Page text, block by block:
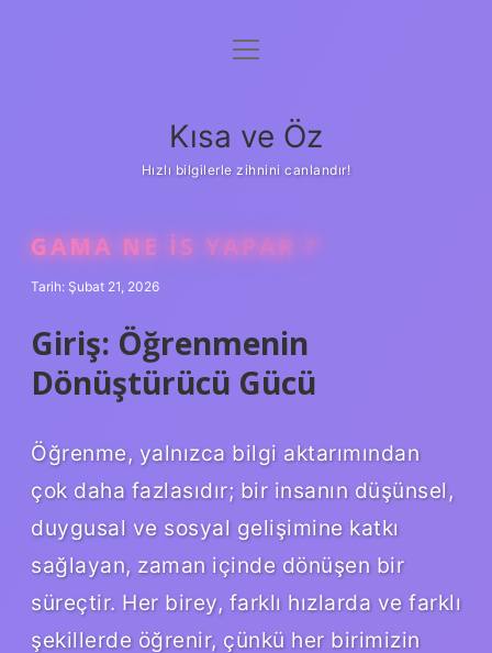
Anasayfa
Yasal Uyarı
menüyü
Kısa ve Öz
Hızlı bilgilerle zihnini canlandır!
GAMA NE IS YAPAR ?
Tarih: Şubat 21, 2026
Giriş: Öğrenmenin
Dönüştürücü Gücü
Öğrenme, yalnızca bilgi aktarımından
çok daha fazlasıdır; bir insanın düşünsel,
duygusal ve sosyal gelişimine katkı
sağlayan, zaman içinde dönüşen bir
süreçtir. Her birey, farklı hızlarda ve farklı
şekillerde öğrenir, çünkü her birimizin